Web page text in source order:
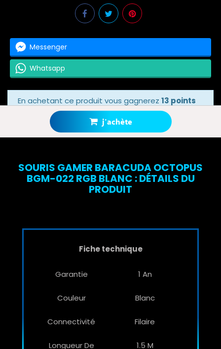
j'achète
Messenger
Whatsapp
En achetant ce produit vous gagnerez 13 points
grâce à notre programme de fidélité.
Votre panier totalisera13 points bonus
SOURIS GAMER BARACUDA OCTOPUS
BGM-022 RGB BLANC : DÉTAILS DU
PRODUIT
Fiche technique
Garantie 1 An
Couleur Blanc
Connectivité Filaire
Longueur De 1.5 M